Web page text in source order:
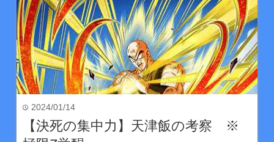
time 2024/01/14
【決死の集中力】天津飯の考察 ※